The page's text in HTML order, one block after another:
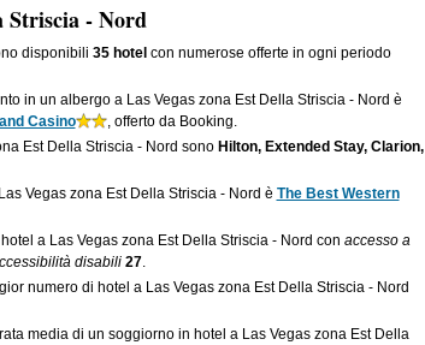
Striscia - Nord
disponibili35 hotel con numerose offerte in ogni periodo
in un albergo a Las Vegas zona Est Della Striscia - Nord è
Casino
, offerto da Booking.
Est Della Striscia - Nord sono Hilton, Extended Stay, Clarion,
Vegas zona Est Della Striscia - Nord è The Best Western
a Las Vegas zona Est Della Striscia - Nord con accesso a
disabili 27.
numero di hotel a Las Vegas zona Est Della Striscia - Nord
media di un soggiorno in hotel a Las Vegas zona Est Della